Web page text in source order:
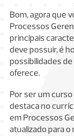
Bom, agora que
Processos
principais
deve possuir, é
possibilidades
oferece.
Por ser um
destaca no
em Processos
atualizado para